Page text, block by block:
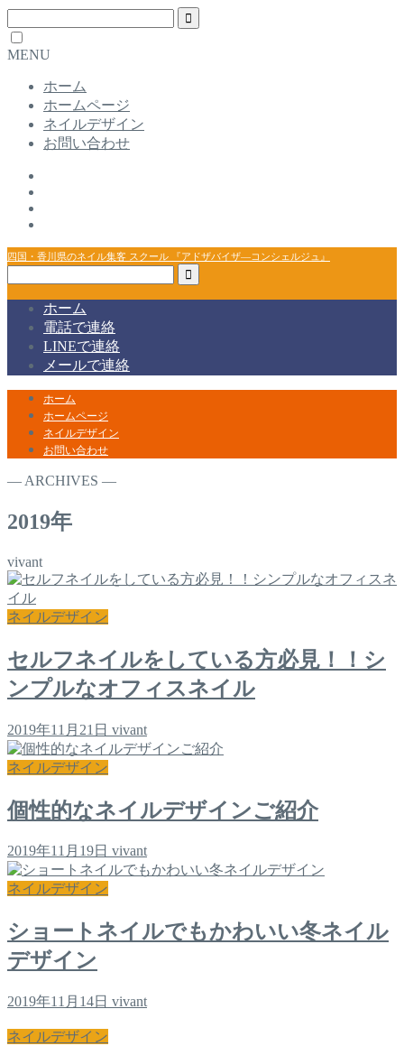
MENU
ホーム
ホームページ
ネイルデザイン
お問い合わせ
四国・香川県のネイル集客 スクール 『アドザバイザ―コンシェルジュ』
ホーム
電話で連絡
LINEで連絡
メールで連絡
ホーム
ホームページ
ネイルデザイン
お問い合わせ
― ARCHIVES ―
2019年
vivant
ネイルデザイン
セルフネイルをしている方必見！！シ
ンプルなオフィスネイル
2019年11月21日 vivant
ネイルデザイン
個性的なネイルデザインご紹介
2019年11月19日 vivant
ネイルデザイン
ショートネイルでもかわいい冬ネイル
デザイン
2019年11月14日 vivant
ネイルデザイン